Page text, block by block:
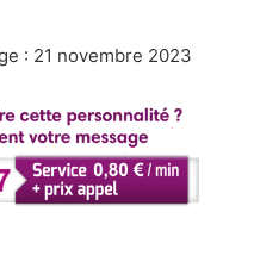
: 21 novembre 2023